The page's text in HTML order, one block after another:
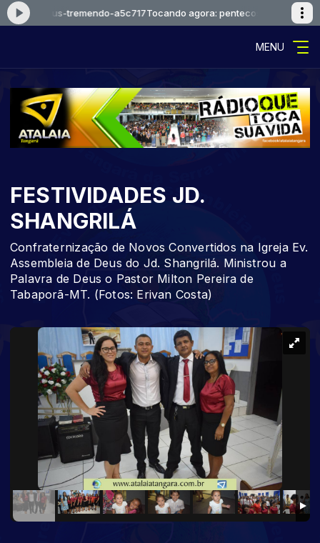
deus-tremendo-a5c717Tocando agora: pentecosta-deus-
MENU
FESTIVIDADES JD.
SHANGRILÁ
Confraternização de Novos Convertidos na Igreja Ev.
Assembleia de Deus do Jd. Shangrilá. Ministrou a
Palavra de Deus o Pastor Milton Pereira de
Tabaporã-MT. (Fotos: Erivan Costa)